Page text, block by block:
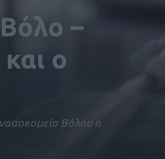
–
ο
Βόλου η